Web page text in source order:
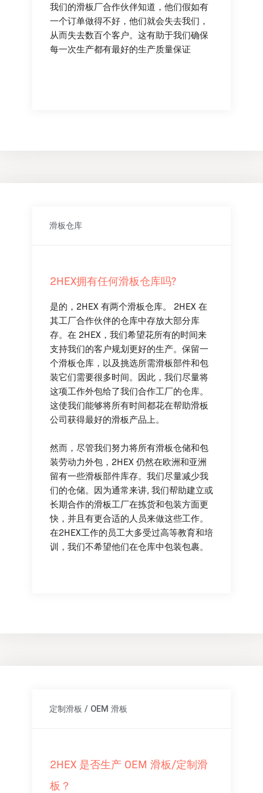
我们的滑板厂合作伙伴知道，他们假如有
一个订单做得不好，他们就会失去我们，
从而失去数百个客户。这有助于我们确保
每一次生产都有最好的生产质量保证
滑板仓库
2HEX拥有任何滑板仓库吗?
是的，2HEX 有两个滑板仓库。 2HEX 在
其工厂合作伙伴的仓库中存放大部分库
存。在 2HEX，我们希望花所有的时间来
支持我们的客户规划更好的生产。保留一
个滑板仓库，以及挑选所需滑板部件和包
装它们需要很多时间。因此，我们尽量将
这项工作外包给了我们合作工厂的仓库。
这使我们能够将所有时间都花在帮助滑板
公司获得最好的滑板产品上。
然而，尽管我们努力将所有滑板仓储和包
装劳动力外包，2HEX 仍然在欧洲和亚洲
留有一些滑板部件库存。我们尽量减少我
们的仓储。因为通常来讲, 我们帮助建立或
长期合作的滑板工厂在拣货和包装方面更
快，并且有更合适的人员来做这些工作。
在2HEX工作的员工大多受过高等教育和培
训，我们不希望他们在仓库中包装包裹。
定制滑板 / OEM 滑板
2HEX 是否生产 OEM 滑板/定制滑
板？